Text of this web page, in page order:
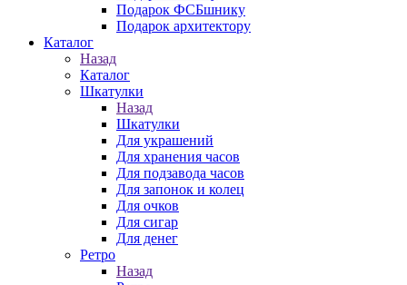
Подарок ФСБшнику
Подарок архитектору
Каталог
Назад
Каталог
Шкатулки
Назад
Шкатулки
Для украшений
Для хранения часов
Для подзавода часов
Для запонок и колец
Для очков
Для сигар
Для денег
Ретро
Назад